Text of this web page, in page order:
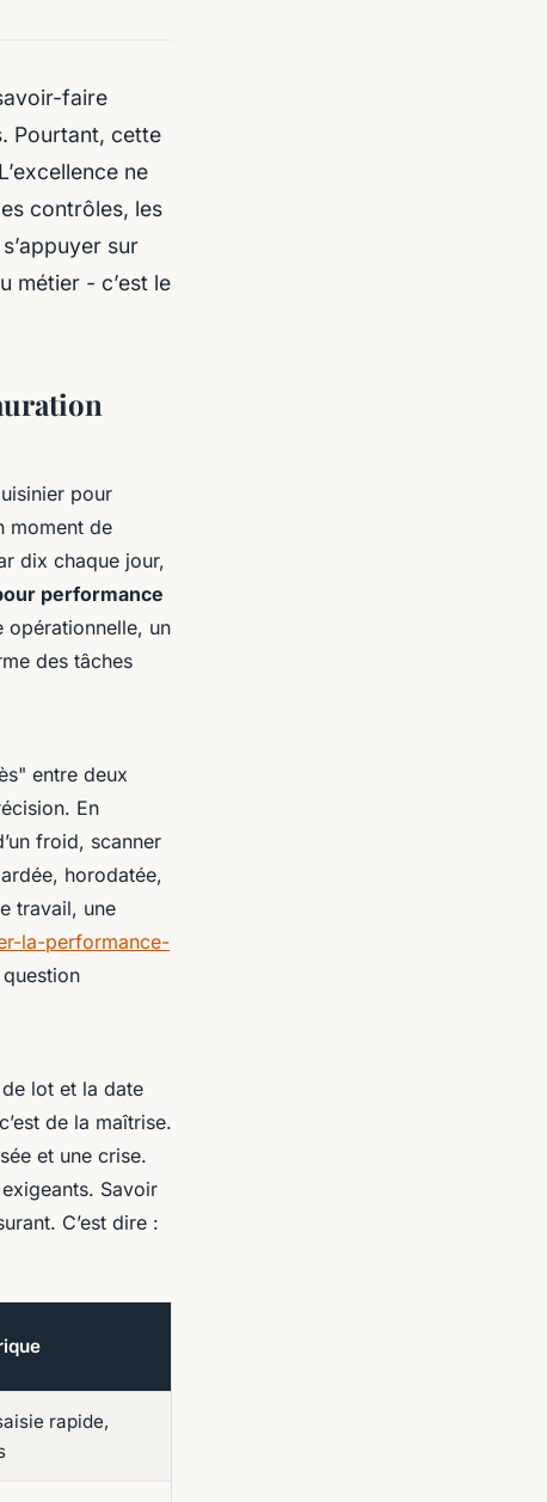
faire
Pourtant, cette
ne
contrôles, les
sur
métier - c’est le
pour
moment de
dix chaque jour,
performance
opérationnelle, un
des tâches
entre deux
En
froid, scanner
horodatée,
travail, une
la-performance-
question
lot et la date
de la maîtrise.
et une crise.
Savoir
C’est dire :
rapide,